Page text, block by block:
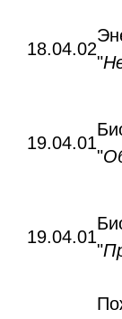
18.04.02
"
19.04.01
"
19.04.01
"